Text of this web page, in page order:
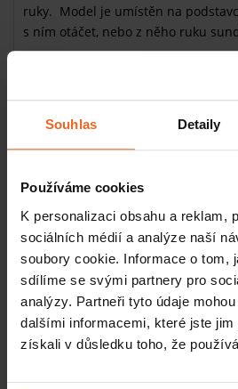
Souhlas Detaily
Používáme cookies
K personalizaci obsahu a reklam,
sociálních médií a analýze naší
soubory cookie. Informace o tom,
sdílíme se svými partnery pro
analýzy. Partneři tyto údaje
dalšími informacemi, které jste
získali v důsledku toho, že
ruky. Model je umístěn na
s ním otáčet, nebo z něho ruku
najdete také model
Kostra ruky
SKLADEM
1359 Kč
Kostra horní
s vyznačenými svaly
SKLADEM
4192 Kč